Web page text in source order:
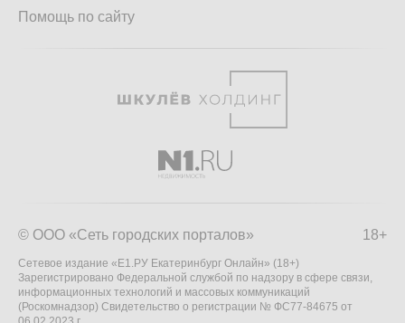
Помощь по сайту
18+
© ООО «Сеть городских порталов»
Сетевое издание «Е1.РУ Екатеринбург Онлайн» (18+)
Зарегистрировано Федеральной службой по надзору в сфере связи,
информационных технологий и массовых коммуникаций
(Роскомнадзор) Свидетельство о регистрации № ФС77-84675 от